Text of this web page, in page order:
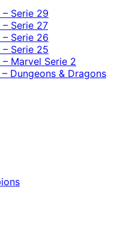
– Serie 29
– Serie 27
– Serie 26
– Serie 25
– Marvel Serie 2
– Dungeons & Dragons